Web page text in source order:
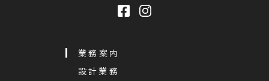
業務案内
設計業務